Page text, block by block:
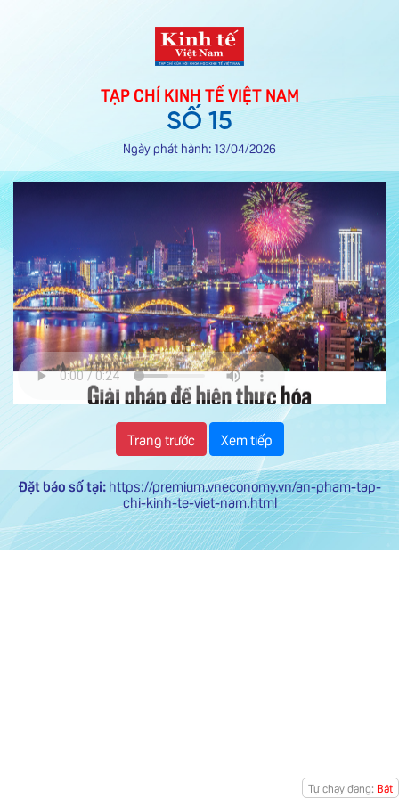
TẠP CHÍ KINH TẾ VIỆT NAM
SỐ 15
Ngày phát hành: 13/04/2026
Trang trước Xem tiếp
Đặt báo số tại: https://premium.vneconomy.vn/an-pham-tap-
chi-kinh-te-viet-nam.html
Tự chạy đang: Bật